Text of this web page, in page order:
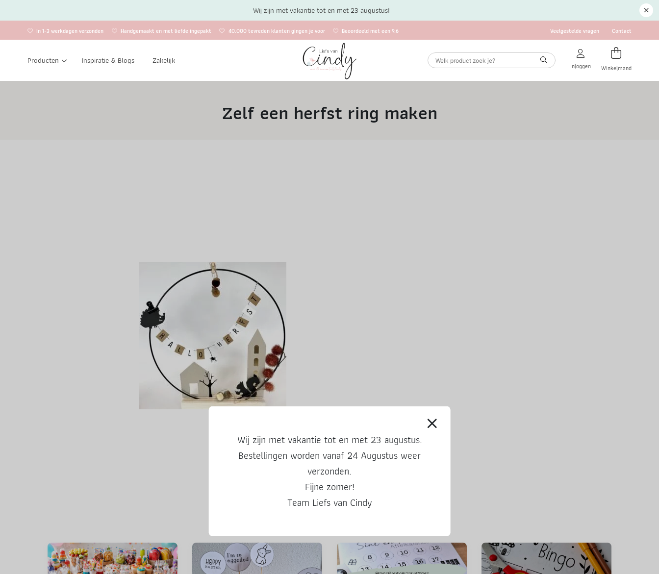
In 1-3 werkdagen verzonden Handgemaakt en met liefde ingepakt 40.000 tevreden klanten gingen je voor Beoordeeld met een 9.6 Veelgestelde vragen Contact
Producten Inspiratie & Blogs Zakelijk Inloggen Winkelmand
Zelf een herfst ring maken
Deel deze post
Wij zijn met vakantie tot en met 23 augustus!
Wij zijn met vakantie tot en met 23 augustus.
Bestellingen worden vanaf 24 Augustus weer
verzonden.
Fijne zomer!
Team Liefs van Cindy